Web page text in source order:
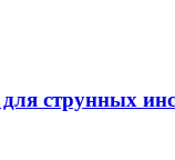
струнных